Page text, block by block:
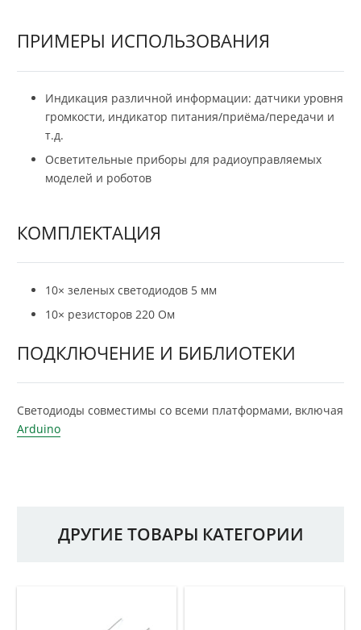
ПРИМЕРЫ ИСПОЛЬЗОВАНИЯ
Индикация различной информации: датчики уровня
громкости, индикатор питания/приёма/передачи и
т.д.
Осветительные приборы для радиоуправляемых
моделей и роботов
КОМПЛЕКТАЦИЯ
10× зеленых светодиодов 5 мм
10× резисторов 220 Ом
ПОДКЛЮЧЕНИЕ И БИБЛИОТЕКИ
Светодиоды совместимы со всеми платформами, включая
Arduino
ДРУГИЕ ТОВАРЫ КАТЕГОРИИ